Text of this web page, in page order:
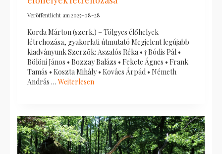
Veröffentlicht am2025-08-28
Korda Márton (szerk.) – Tölgyes élőhelyek
létrehozása, gyakorlati útmutató Megjelent legújabb
kiadványunk Szerzők: Aszalós Réka • † Bódis Pál •
Bölöni János • Bozzay Balázs • Fekete Ágnes • Frank
Tamás • Koszta Mihály • Kovács Árpád • Németh
András …Weiterlesen